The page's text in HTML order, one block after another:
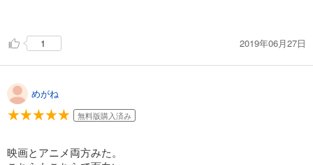
のポイントかなと思います
1 2019年06月27日
めがね
無料版購入済み
映画とアニメ両方みた。